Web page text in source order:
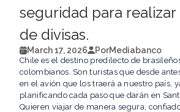
seguridad para
de divisas.
March 17, 2026 PorMediabanco
Chile es el destino predilecto de
colombianos. Son turistas que desde
en el avión que los traerá a nuestro país,
planificando cada paso que darán en
Quieren viajar de manera segura,